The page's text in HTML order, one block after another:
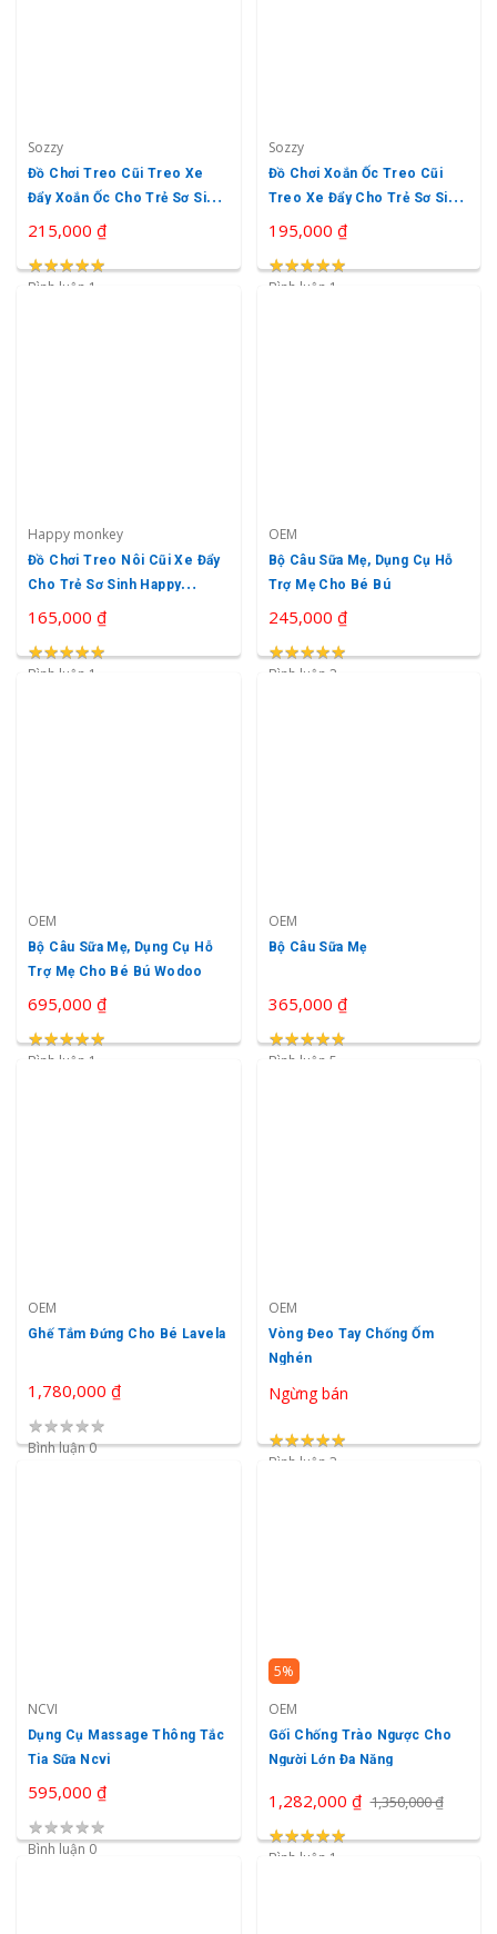
Sozzy
Đồ Chơi Treo Cũi Treo Xe
Đẩy Xoắn Ốc Cho Trẻ Sơ Sinh
215,000 ₫
★★★★★
★★★★★
Bình luận 1
Sozzy
Đồ Chơi Xoắn Ốc Treo Cũi
Treo Xe Đẩy Cho Trẻ Sơ Sinh
195,000 ₫
★★★★★
★★★★★
Bình luận 1
Happy monkey
Đồ Chơi Treo Nôi Cũi Xe Đẩy
Cho Trẻ Sơ Sinh Happy
165,000 ₫
★★★★★
★★★★★
Bình luận 1
OEM
Bộ Câu Sữa Mẹ, Dụng Cụ Hỗ
Trợ Mẹ Cho Bé Bú
245,000 ₫
★★★★★
★★★★★
Bình luận 2
OEM
Bộ Câu Sữa Mẹ, Dụng Cụ Hỗ
Trợ Mẹ Cho Bé Bú Wodoo
695,000 ₫
★★★★★
★★★★★
Bình luận 1
OEM
Bộ Câu Sữa Mẹ
365,000 ₫
★★★★★
★★★★★
Bình luận 5
OEM
Ghế Tắm Đứng Cho Bé Lavela
1,780,000 ₫
★★★★★
Bình luận 0
OEM
Vòng Đeo Tay Chống Ốm
Nghén
Ngừng bán
★★★★★
★★★★★
Bình luận 3
NCVI
Dụng Cụ Massage Thông Tắc
Tia Sữa Ncvi
595,000 ₫
★★★★★
Bình luận 0
5%
OEM
Gối Chống Trào Ngược Cho
Người Lớn Đa Năng
1,282,000 ₫ 1,350,000 ₫
★★★★★
★★★★★
Bình luận 1